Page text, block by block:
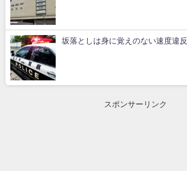
坂落としは身に覚えのない速度違
スポンサーリンク